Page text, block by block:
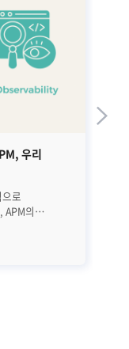
우리
로
APM의
플리케이션,